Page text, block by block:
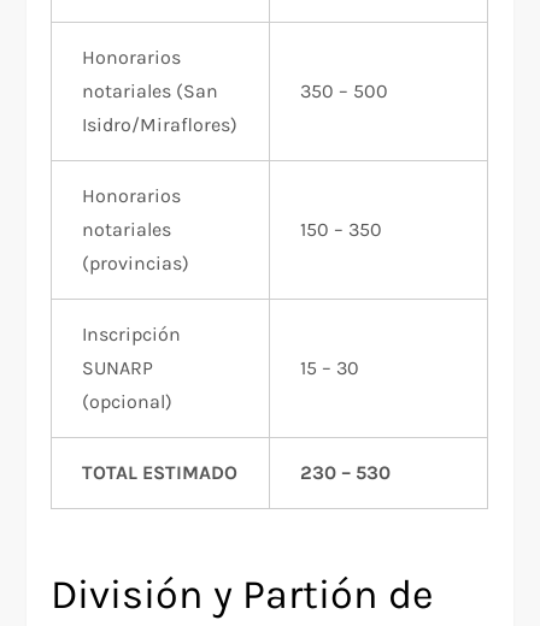
Honorarios
notariales (San
Isidro/Miraflores)
350 – 500
Honorarios
notariales
(provincias)
150 – 350
Inscripción
SUNARP
(opcional)
15 – 30
TOTAL ESTIMADO 230 – 530
División y Partión de